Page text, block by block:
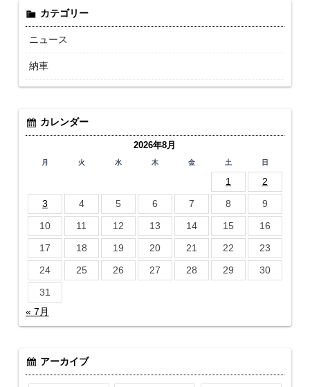
カテゴリー
ニュース
納車
カレンダー
2026年8月
月 火 水 木 金 土 日
1
2
3
4 5 6 7 8
9
10
11 12 13 14 15
16
17
18 19 20 21 22
23
24
25 26 27 28 29
30
31
« 7月
アーカイブ